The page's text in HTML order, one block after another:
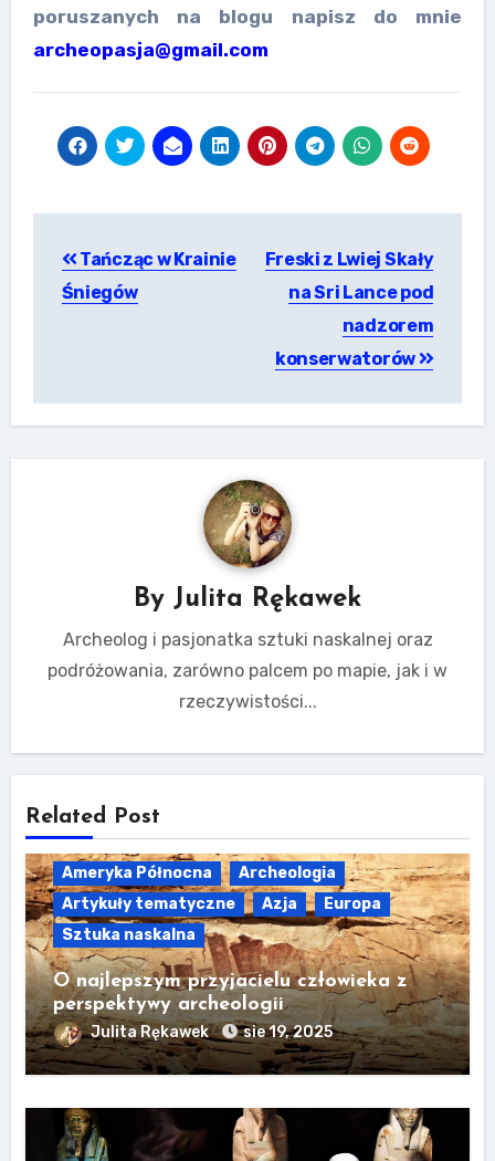
poruszanych na blogu napisz do mnie
archeopasja@gmail.com
wpisu
Tańcząc w Krainie
Śniegów
Freski z Lwiej Skały
na Sri Lance pod
nadzorem
konserwatorów
By Julita Rękawek
Archeolog i pasjonatka sztuki naskalnej oraz
podróżowania, zarówno palcem po mapie, jak i w
rzeczywistości...
Related Post
Ameryka Północna
Archeologia
Artykuły tematyczne
Azja
Europa
Sztuka naskalna
O najlepszym przyjacielu człowieka z
perspektywy archeologii
Julita Rękawek sie 19, 2025